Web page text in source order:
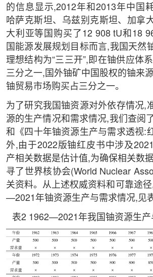
的信息显示,2012年和2013年中国
哈萨克斯坦、乌兹别克斯坦、加拿
大利亚等国购买了12 908 tU和18
国能源发展规划目标而言,我国天然
理想结构为“三三开”,即在铀供应体
三分之一,国外铀矿中国股权的铀来
铀贸易市场购买占三分之一。
为了研究我国铀资源对外依存情况,
源的生产情况和需求情况,我们查阅
和《四十年铀资源生产与需求透视:
外,由于2022版铀红皮书中涉及
产相关数据是估计值,为确保相关数
寻了世界核协会(World Nuclear
关资料。从上述权威资料和可靠途
—2021年铀资源生产与需求情况,见
表2 1962—2021年我国铀资源生产